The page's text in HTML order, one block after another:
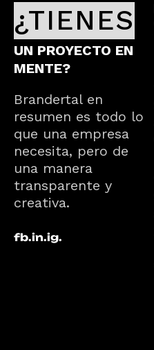
¿TIENES
UN PROYECTO EN
MENTE?
Brandertal en
resumen es todo lo
que una empresa
necesita, pero de
una manera
transparente y
creativa.
fb.in.ig.